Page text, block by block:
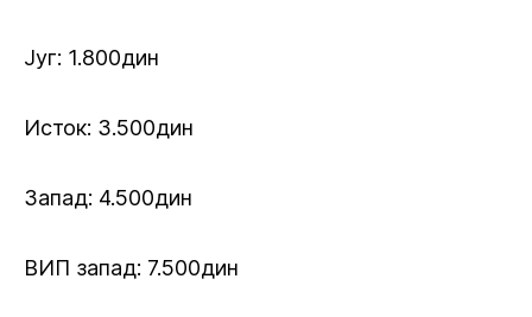
Југ: 1.800дин
Исток: 3.500дин
Запад: 4.500дин
ВИП запад: 7.500дин